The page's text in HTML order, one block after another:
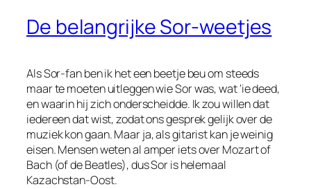
De belangrijke Sor-weetjes
Als Sor-fan ben ik het een beetje beu om steeds
maar te moeten uitleggen wie Sor was, wat ‘ie deed,
en waarin hij zich onderscheidde. Ik zou willen dat
iedereen dat wist, zodat ons gesprek gelijk over de
muziek kon gaan. Maar ja, als gitarist kan je weinig
eisen. Mensen weten al amper iets over Mozart of
Bach (of de Beatles), dus Sor is helemaal
Kazachstan-Oost.